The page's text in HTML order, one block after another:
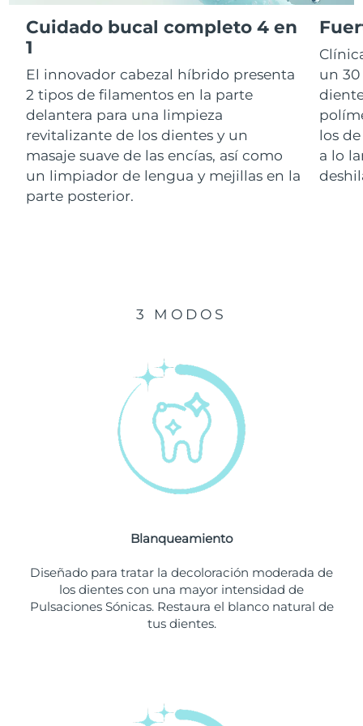
Cuidado bucal completo 4 en
1
El innovador cabezal híbrido presenta
2 tipos de filamentos en la parte
delantera para una limpieza
revitalizante de los dientes y un
masaje suave de las encías, así como
un limpiador de lengua y mejillas en la
parte posterior.
un
los
a lo
3 MODOS
Blanqueamiento
Diseñado para tratar la decoloración moderada de
los dientes con una mayor intensidad de
Pulsaciones Sónicas. Restaura el blanco natural de
tus dientes.
RAE de Macao
(China)
Malasia Entrega prevista 8/11/26
Malta Entrega prevista 8/8/26
México Entrega prevista 8/12/26
Mónaco
Entrega prevista
Entrega prevista
Entrega prevista
Entrega prevista
Reunión Entrega prevista8/13/26
Entrega prevista